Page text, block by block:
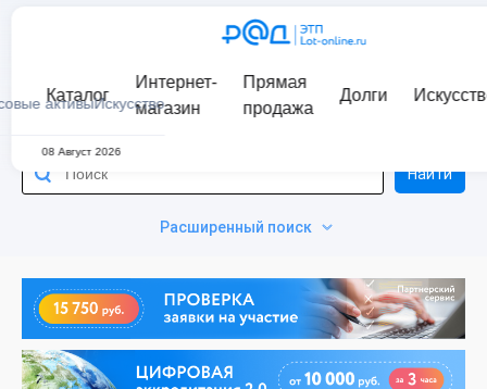
активыИскусство
Каталог
Интернет-
магазин
Прямая
продажа
Долги
08 Август 2026
Расширенный поиск
Найти